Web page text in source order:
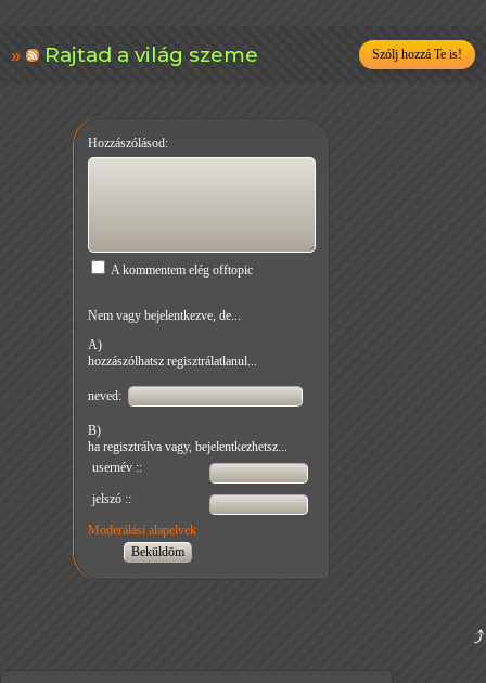
Rajtad a világ szeme Szólj hozzá Te is!
Hozzászólásod:
A kommentem elég offtopic
Nem vagy bejelentkezve, de...
A)
hozzászólhatsz regisztrálatlanul...
neved:
B)
ha regisztrálva vagy, bejelentkezhetsz...
usernév ::
jelszó ::
Moderálási alapelvek